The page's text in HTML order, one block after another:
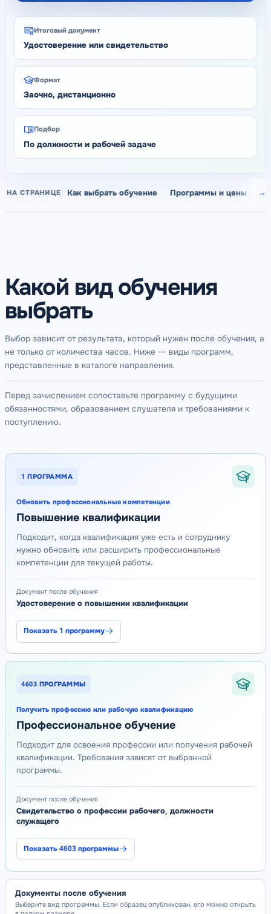
Итоговый документ
Удостоверение или свидетельство
Формат
Заочно, дистанционно
Подбор
По должности и рабочей задаче
НА СТРАНИЦЕ Как выбрать обучение Программы и цены
Какой вид обучения
выбрать
Выбор зависит от результата, который нужен после обучения, а
не только от количества часов. Ниже — виды программ,
представленные в каталоге направления.
Перед зачислением сопоставьте программу с будущими
обязанностями, образованием слушателя и требованиями к
поступлению.
1 ПРОГРАММА
Обновить профессиональные компетенции
Повышение квалификации
Подходит, когда квалификация уже есть и сотруднику
нужно обновить или расширить профессиональные
компетенции для текущей работы.
Документ после обучения
Удостоверение о повышении квалификации
Показать 1 программу
4603 ПРОГРАММЫ
Получить профессию или рабочую квалификацию
Профессиональное обучение
Подходит для освоения профессии или получения рабочей
квалификации. Требования зависят от выбранной
программы.
Документ после обучения
Свидетельство о профессии рабочего, должности
служащего
Показать 4603 программы
Документы после обучения
Выберите вид программы. Если образец опубликован, его можно открыть